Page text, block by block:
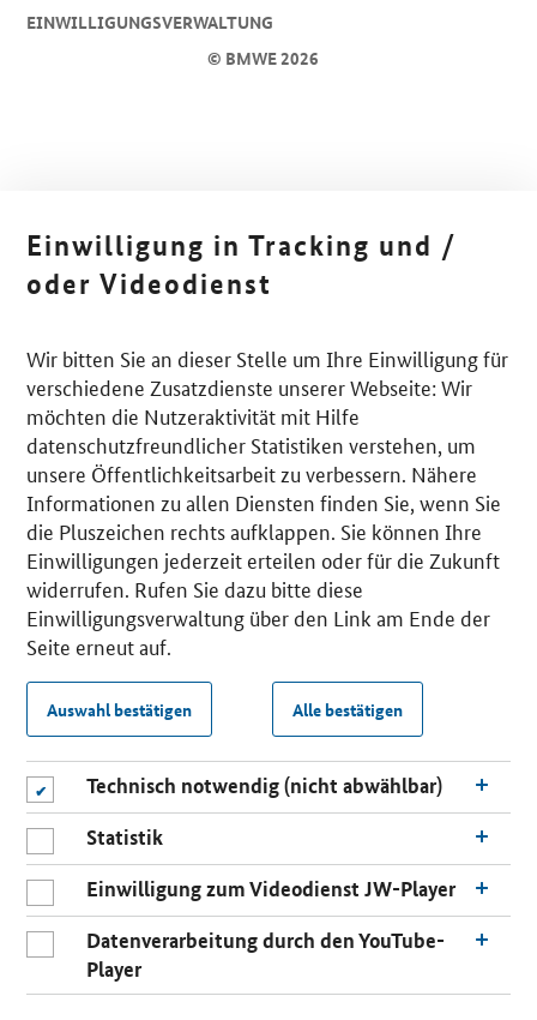
© BMWE 2026
EINWILLIGUNGSVERWALTUNG
Einwilligung in Tracking und /
oder Videodienst
Wir bitten Sie an dieser Stelle um Ihre Einwilligung für
verschiedene Zusatzdienste unserer Webseite: Wir
möchten die Nutzeraktivität mit Hilfe
datenschutzfreundlicher Statistiken verstehen, um
unsere Öffentlichkeitsarbeit zu verbessern. Nähere
Informationen zu allen Diensten finden Sie, wenn Sie
die Pluszeichen rechts aufklappen. Sie können Ihre
Einwilligungen jederzeit erteilen oder für die Zukunft
widerrufen. Rufen Sie dazu bitte diese
Einwilligungsverwaltung über den Link am Ende der
Seite erneut auf.
Auswahl bestätigen Alle bestätigen
Technisch notwendig (nicht abwählbar)
Statistik
Einwilligung zum Videodienst JW-Player
Datenverarbeitung durch den YouTube-
Player